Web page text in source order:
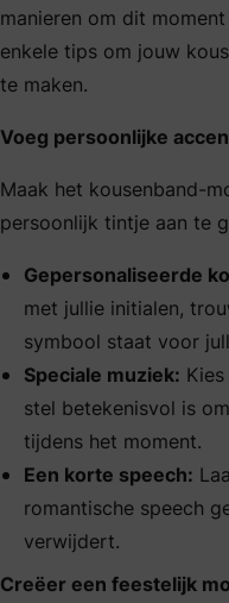
manieren om dit
enkele tips om jouw
te maken.
Voeg persoonlijke
Maak het kousenband-
persoonlijk tintje aan te
Gepersonaliseerde
met jullie initialen,
symbool staat voor
Speciale muziek:
stel betekenisvol is
tijdens het moment.
Een korte speech:
romantische speech
verwijdert.
Creëer een feestelijk